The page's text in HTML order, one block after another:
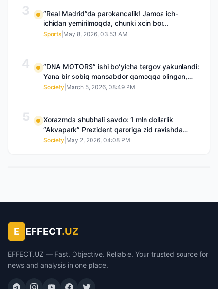
3
“Real Madrid”da parokandalik! Jamoa ich-
ichidan yemirilmoqda, chunki xoin bor...
Sports May 8, 2026, 03:53 AM
4
“DNA MOTORS” ishi boʻyicha tergov yakunlandi:
Yana bir sobiq mansabdor qamoqqa olingan,
Saidnazirxanovaning “zami” gʻoyib boʻlgan
Society March 5, 2026, 08:49 PM
5
Xorazmda shubhali savdo: 1 mln dollarlik
“Akvapark” Prezident qaroriga zid ravishda
sotilgani maʼlum boʻldi
Society May 2, 2026, 04:08 PM
E EFFECT.UZ
EFFECT.UZ — Fast. Objective. Reliable. Your trusted source for
news and analysis in one place.